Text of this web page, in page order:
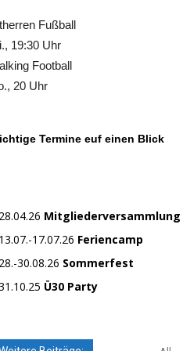
Fußball
19:30 Uhr
Football
20 Uhr
Termine euf einen Blick
28.04.26 Mitgliederversammlung
13.07.-17.07.26 Feriencamp
28.-30.08.26 Sommerfest
Ü30 Party